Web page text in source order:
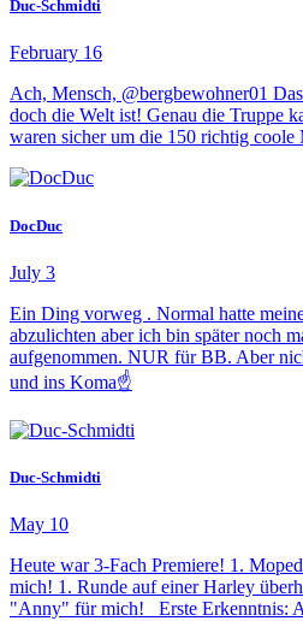
Duc-Schmidti
February 16
Ach, Mensch, @bergbewohner01
doch die Welt ist! Genau die Truppe
waren sicher um die 150 richtig coole
DocDuc
July 3
Ein Ding vorweg . Normal hatte
abzulichten aber ich bin später noch
aufgenommen. NUR für BB. Aber
und ins Koma☝️
Duc-Schmidti
May 10
Heute war 3-Fach Premiere! 1.
mich! 1. Runde auf einer Harley
"Anny" für mich! Erste Erkenntnis: